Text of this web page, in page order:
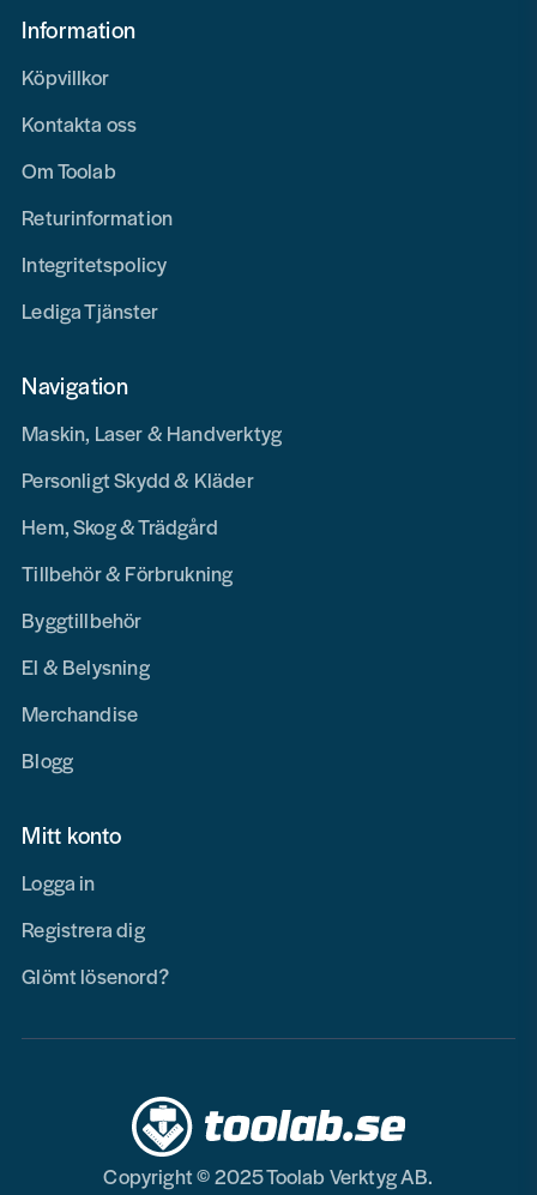
Information
Köpvillkor
Kontakta oss
Om Toolab
Returinformation
Integritetspolicy
Lediga Tjänster
Navigation
Maskin, Laser & Handverktyg
Personligt Skydd & Kläder
Hem, Skog & Trädgård
Tillbehör & Förbrukning
Byggtillbehör
El & Belysning
Merchandise
Blogg
Mitt konto
Logga in
Registrera dig
Glömt lösenord?
Copyright © 2025 Toolab Verktyg AB.